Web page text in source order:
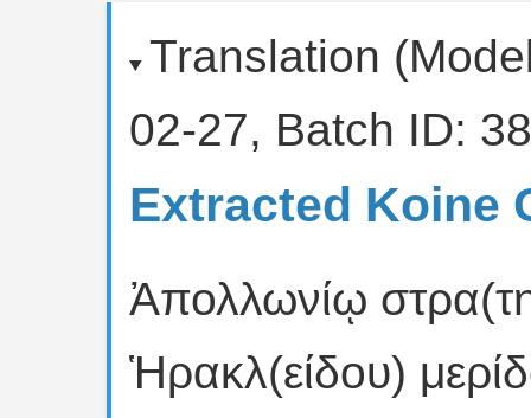
Translation
02-27, Batch ID:
Extracted Koine
Ἀπολλωνίῳ
Ἡρακλ(είδου)